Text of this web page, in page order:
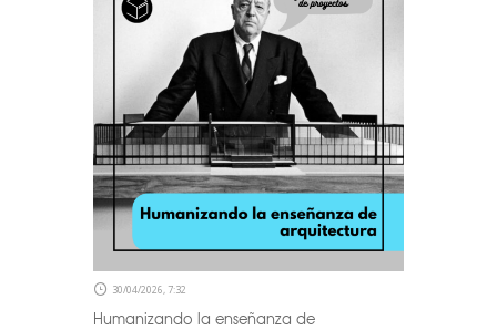
30/04/2026, 7:32
Humanizando la enseñanza de